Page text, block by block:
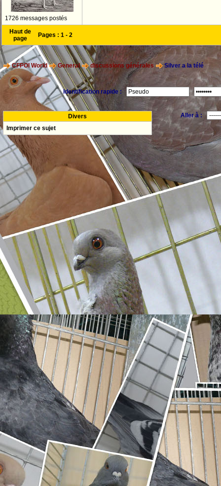
1726 messages postés
Haut de
page
Pages : 1 - 2
CFPOI World General discussions générales Silver a la télé
Identification rapide :
Divers
Imprimer ce sujet
Aller à :